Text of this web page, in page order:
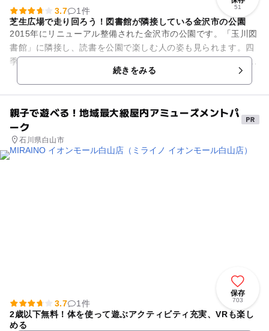
51
3.7
1件
芝生広場で走り回ろう！図書館が隣接している金沢市の公園
2015年にリニューアル整備された金沢市の公園です。「玉川図
書館」に隣接し、読書を公園で楽しむ人の姿も見られます。四
季折々の自然が美しく、春には桜も美しい公園です。 公園内は
続きをみる
親子で遊べる！地域最大級屋内アミューズメントパ
ーク
石川県白山市
保存
703
3.7
1件
2歳以下無料！体を使って遊ぶアクティビティ充実、VRも楽し
める